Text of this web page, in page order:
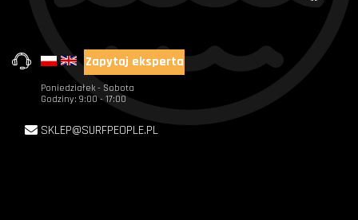
+48 720 004 000
Zapytaj eksperta
Poniedziałek - Sobota
Godziny: 9:00 - 17:00
SKLEP@SURFPEOPLE.PL